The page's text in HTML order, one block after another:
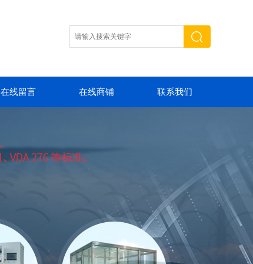
在线留言 在线商铺 联系我们